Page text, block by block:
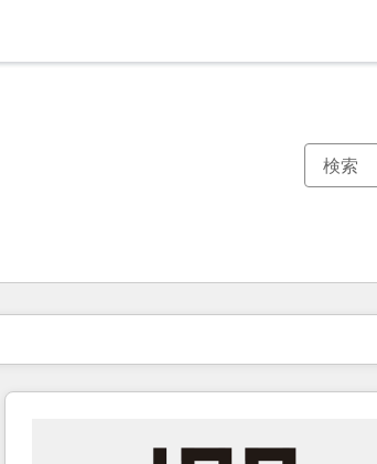
現在の場所ページ
ページページページページページページページページ